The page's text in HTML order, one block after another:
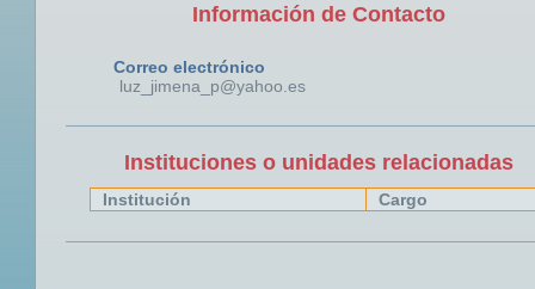
Información de Contacto
Correo electrónico
luz_jimena_p@yahoo.es
Instituciones o unidades relacionadas
Institución Cargo